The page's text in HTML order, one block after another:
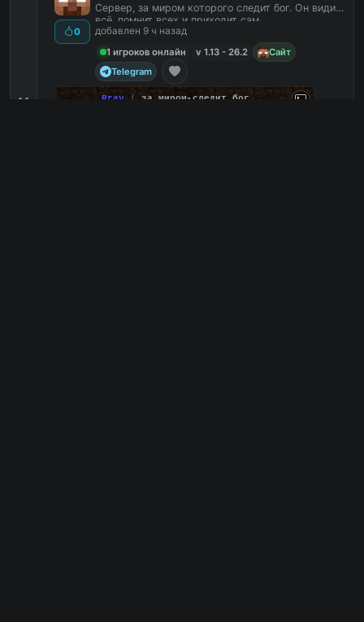
14
0
Сервер, за миром которого следит бог. Он видит
всё, помнит всех и приходит сам.
добавлен 9 ч назад
1 игроков онлайн
v 1.13 - 26.2
Сайт
Telegram
Pray |
за миром следит бог